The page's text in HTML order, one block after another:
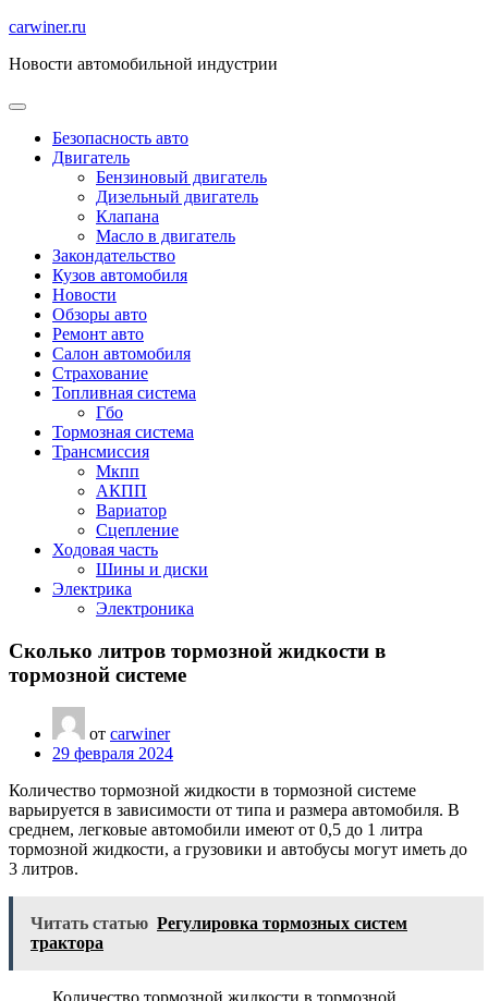
Перейти
содержимому
carwiner.ru
Новости автомобильной индустрии
Безопасность авто
Двигатель
Бензиновый двигатель
Дизельный двигатель
Клапана
Масло в двигатель
Закондательство
Кузов автомобиля
Новости
Обзоры авто
Ремонт авто
Салон автомобиля
Страхование
Топливная система
Гбо
Тормозная система
Трансмиссия
Мкпп
АКПП
Вариатор
Сцепление
Ходовая часть
Шины и диски
Электрика
Электроника
Сколько литров тормозной жидкости в
тормозной системе
от carwiner
29 февраля 2024
Количество тормозной жидкости в тормозной системе
варьируется в зависимости от типа и размера автомобиля. В
среднем, легковые автомобили имеют от 0,5 до 1 литра
тормозной жидкости, а грузовики и автобусы могут иметь до
3 литров.
Читать статью Регулировка тормозных систем
трактора